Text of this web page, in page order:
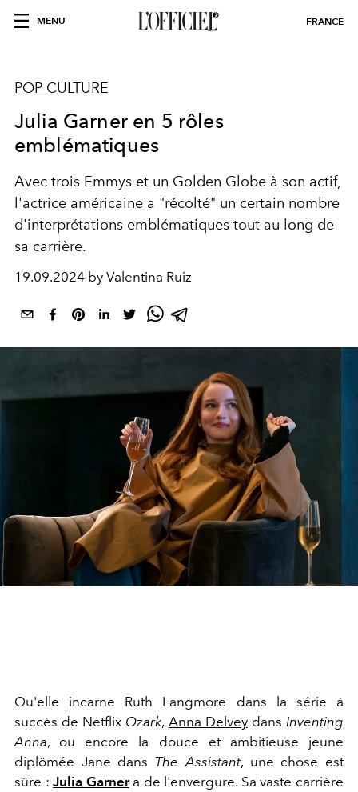
MENU FRANCE
POP CULTURE
Julia Garner en 5 rôles
emblématiques
Avec trois Emmys et un Golden Globe à son actif,
l'actrice américaine a "récolté" un certain nombre
d'interprétations emblématiques tout au long de
sa carrière.
19.09.2024 by Valentina Ruiz
Qu'elle incarne Ruth Langmore dans la série à
succès de Netflix Ozark, Anna Delveydans Inventing
Anna, ou encore la douce et ambitieuse jeune
diplômée Jane dans The Assistant, une chose est
sûre :Julia Garnera de l'envergure. Sa vaste carrière